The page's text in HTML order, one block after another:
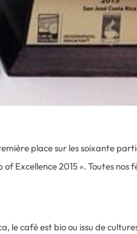
place sur les soixante
Excellence 2015 ». Toutes nos
le café est bio ou issu de